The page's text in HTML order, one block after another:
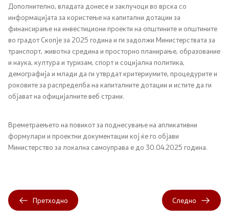
Односи со јавност
Канцеларија на портпарол
Медија центар
Отчетност
Антикорупција
Дополнително, владата донесе и заклучоци во врска со
информацијата за користење на капитални дотации за
финансирање на инвестициони проекти на општините и општините
во градот Скопје за 2025 година и ги задолжи Министерствата за
транспорт, животна средина и просторно планирање, образование
и наука, култура и туризам, спорт и социјална политика,
демографија и млади да ги утврдат критериумите, процедурите и
роковите за распределба на капиталните дотации и истите да ги
објават на официјалните веб страни.
Времетраењето на повикот за поднесување на апликативни
формулари и проектни документации кој ќе го објави
Министерство за локална самоуправа е до 30.04.2025 година.
Претходно Следно